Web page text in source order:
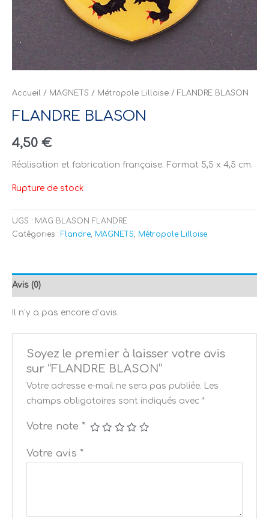
Accueil / MAGNETS / Métropole Lilloise / FLANDRE BLASON
FLANDRE BLASON
4,50 €
Réalisation et fabrication française. Format 5,5 x 4,5 cm.
Rupture de stock
UGS : MAG BLASON FLANDRE
Catégories : Flandre MAGNETS Métropole Lilloise
Avis (0)
Il n’y a pas encore d’avis.
Soyez le premier à laisser votre avis
sur “FLANDRE BLASON”
Votre adresse e-mail ne sera pas publiée. Les
champs obligatoires sont indiqués avec *
Votre note *
Votre avis *